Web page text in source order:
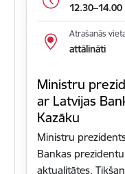
12.30–14.00
Atrašanās
attālināti
Ministru
ar Latvijas
Kazāku
Ministru
Bankas
aktualitātes.